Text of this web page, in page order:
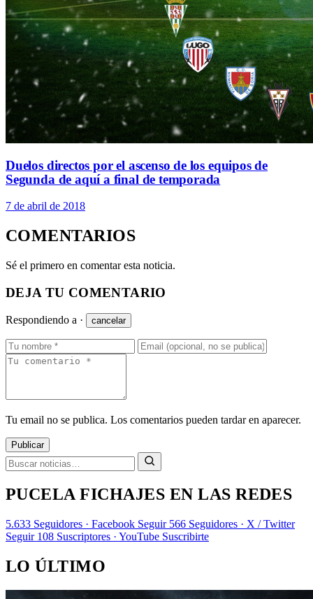
Duelos directos por el ascenso de los equipos de
Segunda de aquí a final de temporada
7 de abril de 2018
COMENTARIOS
Sé el primero en comentar esta noticia.
DEJA TU COMENTARIO
Respondiendo a · cancelar
Tu email no se publica. Los comentarios pueden tardar en aparecer.
Publicar
PUCELA FICHAJES EN LAS REDES
5.633 Seguidores · Facebook Seguir 566 Seguidores · X / Twitter
Seguir 108 Suscriptores · YouTube Suscribirte
LO ÚLTIMO